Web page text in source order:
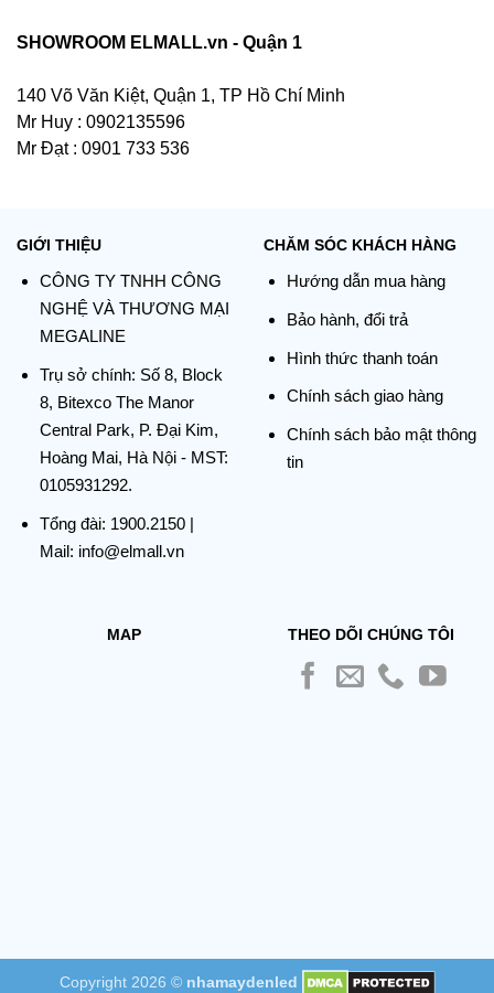
SHOWROOM ELMALL.vn - Quận 1
140 Võ Văn Kiệt, Quận 1, TP Hồ Chí Minh
Mr Huy : 0902135596
Mr Đạt : 0901 733 536
GIỚI THIỆU
CÔNG TY TNHH CÔNG
NGHỆ VÀ THƯƠNG MẠI
MEGALINE
Trụ sở chính: Số 8, Block
8, Bitexco The Manor
Central Park, P. Đại Kim,
Hoàng Mai, Hà Nội - MST:
0105931292.
Tổng đài: 1900.2150|
Mail: info@elmall.vn
CHĂM SÓC KHÁCH HÀNG
Hướng dẫn mua hàng
Bảo hành, đổi trả
Hình thức thanh toán
Chính sách giao hàng
Chính sách bảo mật thông
tin
MAP THEO DÕI CHÚNG TÔI
Copyright 2026 © nhamaydenled